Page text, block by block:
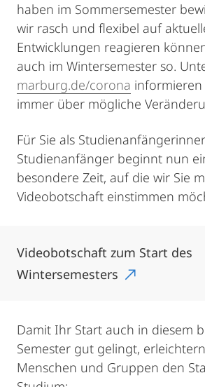
haben im Sommersemester
wir rasch und flexibel auf
Entwicklungen reagieren
auch im Wintersemester so.
marburg.de/corona informieren
immer über mögliche
Für Sie als
Studienanfänger beginnt nun
besondere Zeit, auf die wir Sie
Videobotschaft einstimmen
Videobotschaft zum Start des
Wintersemesters
Damit Ihr Start auch in diesem
Semester gut gelingt,
Menschen und Gruppen den